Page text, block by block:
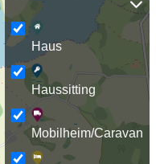
Haus
Haussitting
Mobilheim/Caravan